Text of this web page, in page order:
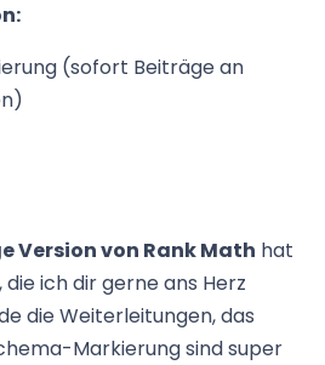
(sofort Beiträge an
Version von Rank Math hat
ich dir gerne ans Herz
die Weiterleitungen, das
Markierung sind super